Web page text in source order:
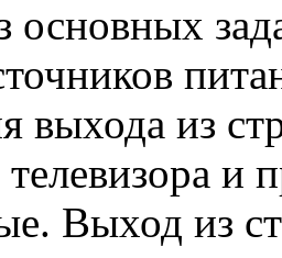
основных
выхода из
и
Выход из